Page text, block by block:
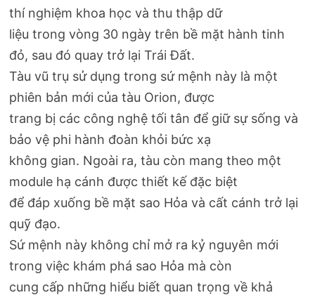
thí nghiệm khoa học và thu thập dữ
liệu trong vòng 30 ngày trên bề mặt hành tinh
đỏ, sau đó quay trở lại Trái Đất.
Tàu vũ trụ sử dụng trong sứ mệnh này là một
phiên bản mới của tàu Orion, được
trang bị các công nghệ tối tân để giữ sự sống và
bảo vệ phi hành đoàn khỏi bức xạ
không gian. Ngoài ra, tàu còn mang theo một
module hạ cánh được thiết kế đặc biệt
để đáp xuống bề mặt sao Hỏa và cất cánh trở lại
quỹ đạo.
Sứ mệnh này không chỉ mở ra kỷ nguyên mới
trong việc khám phá sao Hỏa mà còn
cung cấp những hiểu biết quan trọng về khả